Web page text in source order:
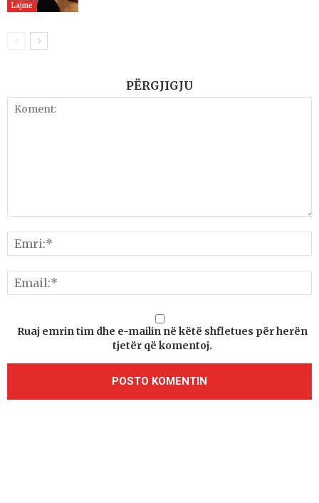
Lajme
PËRGJIGJU
Ruaj emrin tim dhe e-mailin në këtë shfletues për herën
tjetër që komentoj.